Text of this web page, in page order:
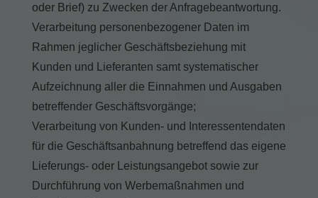
oder Brief) zu Zwecken der Anfragebeantwortung.
Verarbeitung personenbezogener Daten im
Rahmen jeglicher Geschäftsbeziehung mit
Kunden und Lieferanten samt systematischer
Aufzeichnung aller die Einnahmen und Ausgaben
betreffender Geschäftsvorgänge;
Verarbeitung von Kunden- und Interessentendaten
für die Geschäftsanbahnung betreffend das eigene
Lieferungs- oder Leistungsangebot sowie zur
Durchführung von Werbemaßnahmen und
Marketing-Cookies werden von Drittanbietern oder Publishern verwendet,
um personalisierte Werbung anzuzeigen. Sie tun dies, indem sie
Externe Medien (2)
Inhalte von Videoplattformen und Social-Media-Plattformen werden
standardmäßig blockiert. Wenn Cookies von externen Medien akzeptiert
mehr.
Cookie-Informationen anzeigen
powered by Borlabs Cookie Datenschutzerklärung